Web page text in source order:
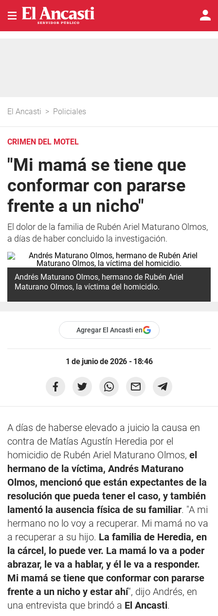
El Ancasti > Policiales
CRIMEN DEL MOTEL
"Mi mamá se tiene que
conformar con pararse
frente a un nicho"
El dolor de la familia de Rubén Ariel Maturano Olmos,
a días de haber concluido la investigación.
Andrés Maturano Olmos, hermano de Rubén Ariel
Maturano Olmos, la víctima del homicidio.
Agregar El Ancasti en
1 de junio de 2026 - 18:46
A días de haberse elevado a juicio la causa en
contra de Matías Agustín Heredia por el
homicidio de Rubén Ariel Maturano Olmos, el
hermano de la víctima, Andrés Maturano
Olmos, mencionó que están expectantes de la
resolución que pueda tener el caso, y también
lamentó la ausencia física de su familiar. "A mi
hermano no lo voy a recuperar. Mi mamá no va
a recuperar a su hijo. La familia de Heredia, en
la cárcel, lo puede ver. La mamá lo va a poder
abrazar, le va a hablar, y él le va a responder.
Mi mamá se tiene que conformar con pararse
frente a un nicho y estar ahí", dijo Andrés, en
una entrevista que brindó a El Ancasti.